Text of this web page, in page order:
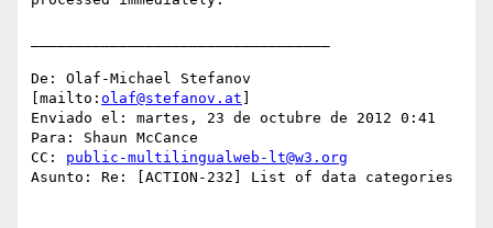
De: Olaf-Michael Stefanov
[mailto: olaf@stefanov.at
Enviado el: martes, 23 de octubre de 2012 0:41
Para: Shaun McCance
CC: public-multilingualweb-lt@w3.org
Asunto: Re: [ACTION-232] List of data categories